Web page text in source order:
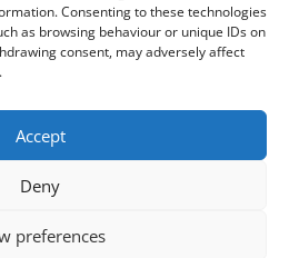
Consenting to these technologies
as browsing behaviour or unique IDs on
consent, may adversely affect
Accept
Deny
preferences